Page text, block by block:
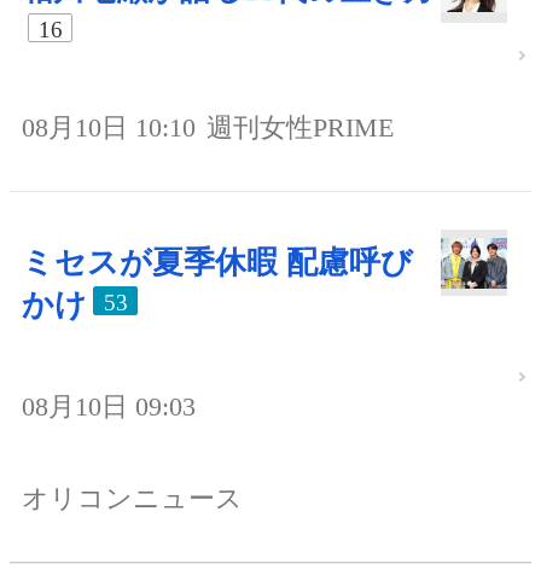
16
08月10日 10:10 週刊女性PRIME
ミセスが夏季休暇 配慮呼び
かけ
53
08月10日 09:03
オリコンニュース